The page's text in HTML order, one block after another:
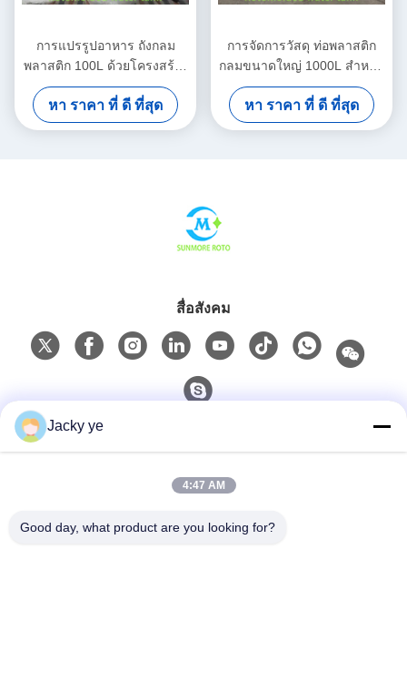
การแปรรูปอาหาร ถังกลม
พลาสติก 100L ด้วยโครงสร้าง
สูง / ต่ํา LLDPE แบบหมุน
หา ราคา ที่ ดี ที่สุด
การจัดการวัสดุ ท่อพลาสติก
กลมขนาดใหญ่ 1000L สําหรับ
ระบบอุตสาหกรรม
หา ราคา ที่ ดี ที่สุด
สื่อสังคม
Jacky ye
4:47 AM
Good day, what product are you looking for?